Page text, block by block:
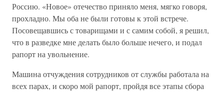
Россию. «Новое» отечество приняло меня, мягко говоря,
прохладно. Мы оба не были готовы к этой встрече.
Посовещавшись с товарищами и с самим собой, я решил,
что в разведке мне делать было больше нечего, и подал
рапорт на увольнение.
Машина отчуждения сотрудников от службы работала на
всех парах, и скоро мой рапорт, пройдя все этапы сбора